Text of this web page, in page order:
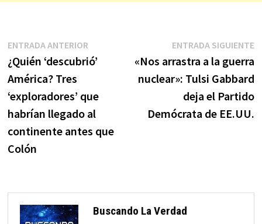
Navegación
de
entradas
ENTRADA ANTERIOREntrada
anterior:
¿Quién ‘descubrió’
América? Tres
‘exploradores’ que
habrían llegado al
continente antes que
Colón
ENTRADA SIGUIENTE
«Nos arrastra a la guerra
nuclear»: Tulsi Gabbard
deja el Partido
Demócrata de EE.UU.
Buscando La Verdad